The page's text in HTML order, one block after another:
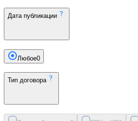
Дата публикации
Любое0
Тип договора